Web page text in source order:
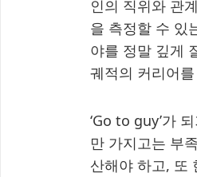
인의 직위와 관
을 측정할 수 있
야를 정말 깊게
궤적의 커리어
‘Go to guy’가
만 가지고는 부
산해야 하고, 또